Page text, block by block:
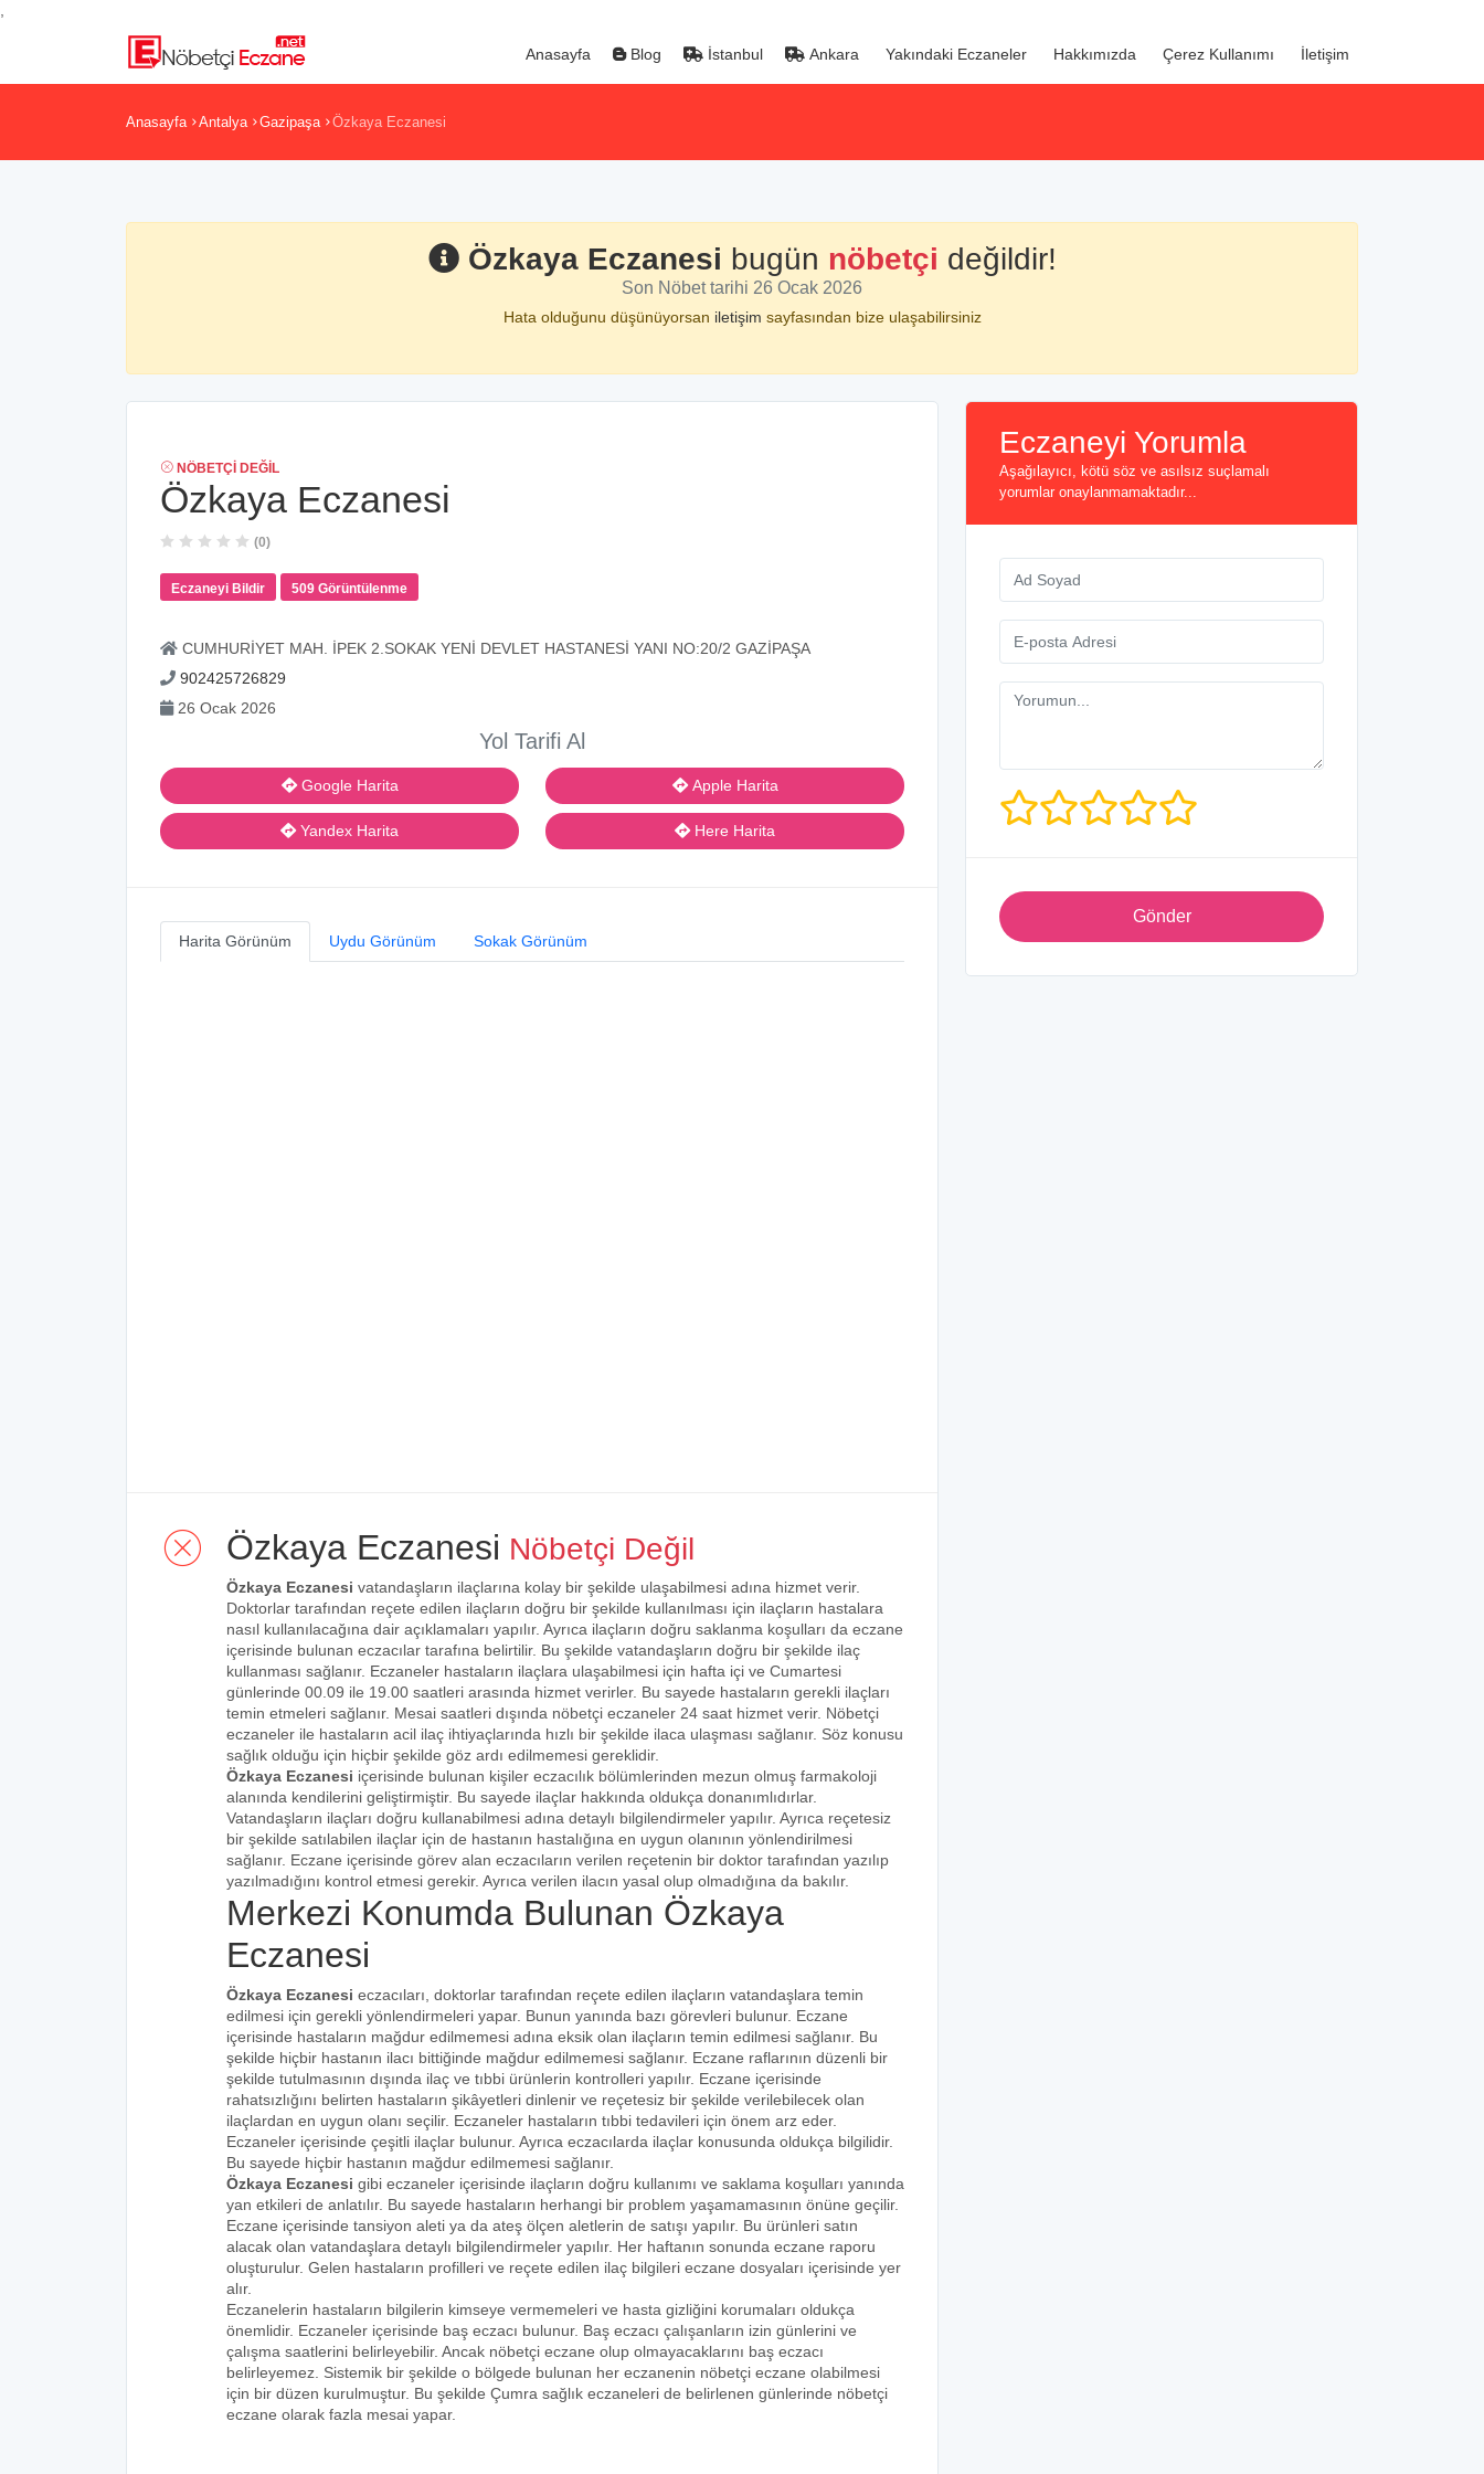
Anasayfa Blog İstanbul Ankara Yakındaki Eczaneler Hakkımızda Çerez Kullanımı İletişim
Anasayfa Antalya Gazipaşa Özkaya Eczanesi
Özkaya Eczanesi bugün nöbetçi değildir!
Son Nöbet tarihi 26 Ocak 2026
Hata olduğunu düşünüyorsan iletişim sayfasından bize ulaşabilirsiniz
NÖBETÇI DEĞIL
Özkaya Eczanesi
(0)
Eczaneyi Bildir 509 Görüntülenme
CUMHURİYET MAH. İPEK 2.SOKAK YENİ DEVLET HASTANESİ YANI NO:20/2 GAZİPAŞA
902425726829
26 Ocak 2026
Yol Tarifi Al
Google Harita
Yandex Harita
Apple Harita
Here Harita
Harita Görünüm Uydu Görünüm Sokak Görünüm
Özkaya Eczanesi Nöbetçi Değil
Özkaya Eczanesi vatandaşların ilaçlarına kolay bir şekilde ulaşabilmesi adına hizmet verir.
Doktorlar tarafından reçete edilen ilaçların doğru bir şekilde kullanılması için ilaçların hastalara
nasıl kullanılacağına dair açıklamaları yapılır. Ayrıca ilaçların doğru saklanma koşulları da eczane
içerisinde bulunan eczacılar tarafına belirtilir. Bu şekilde vatandaşların doğru bir şekilde ilaç
kullanması sağlanır. Eczaneler hastaların ilaçlara ulaşabilmesi için hafta içi ve Cumartesi
günlerinde 00.09 ile 19.00 saatleri arasında hizmet verirler. Bu sayede hastaların gerekli ilaçları
temin etmeleri sağlanır. Mesai saatleri dışında nöbetçi eczaneler 24 saat hizmet verir. Nöbetçi
eczaneler ile hastaların acil ilaç ihtiyaçlarında hızlı bir şekilde ilaca ulaşması sağlanır. Söz konusu
sağlık olduğu için hiçbir şekilde göz ardı edilmemesi gereklidir.
Özkaya Eczanesi içerisinde bulunan kişiler eczacılık bölümlerinden mezun olmuş farmakoloji
alanında kendilerini geliştirmiştir. Bu sayede ilaçlar hakkında oldukça donanımlıdırlar.
Vatandaşların ilaçları doğru kullanabilmesi adına detaylı bilgilendirmeler yapılır. Ayrıca reçetesiz
bir şekilde satılabilen ilaçlar için de hastanın hastalığına en uygun olanının yönlendirilmesi
sağlanır. Eczane içerisinde görev alan eczacıların verilen reçetenin bir doktor tarafından yazılıp
yazılmadığını kontrol etmesi gerekir. Ayrıca verilen ilacın yasal olup olmadığına da bakılır.
Merkezi Konumda Bulunan Özkaya
Eczanesi
Özkaya Eczanesi eczacıları, doktorlar tarafından reçete edilen ilaçların vatandaşlara temin
edilmesi için gerekli yönlendirmeleri yapar. Bunun yanında bazı görevleri bulunur. Eczane
içerisinde hastaların mağdur edilmemesi adına eksik olan ilaçların temin edilmesi sağlanır. Bu
şekilde hiçbir hastanın ilacı bittiğinde mağdur edilmemesi sağlanır. Eczane raflarının düzenli bir
şekilde tutulmasının dışında ilaç ve tıbbi ürünlerin kontrolleri yapılır. Eczane içerisinde
rahatsızlığını belirten hastaların şikâyetleri dinlenir ve reçetesiz bir şekilde verilebilecek olan
ilaçlardan en uygun olanı seçilir. Eczaneler hastaların tıbbi tedavileri için önem arz eder.
Eczaneler içerisinde çeşitli ilaçlar bulunur. Ayrıca eczacılarda ilaçlar konusunda oldukça bilgilidir.
Bu sayede hiçbir hastanın mağdur edilmemesi sağlanır.
Özkaya Eczanesi gibi eczaneler içerisinde ilaçların doğru kullanımı ve saklama koşulları yanında
yan etkileri de anlatılır. Bu sayede hastaların herhangi bir problem yaşamamasının önüne geçilir.
Eczane içerisinde tansiyon aleti ya da ateş ölçen aletlerin de satışı yapılır. Bu ürünleri satın
alacak olan vatandaşlara detaylı bilgilendirmeler yapılır. Her haftanın sonunda eczane raporu
oluşturulur. Gelen hastaların profilleri ve reçete edilen ilaç bilgileri eczane dosyaları içerisinde yer
alır.
Eczanelerin hastaların bilgilerin kimseye vermemeleri ve hasta gizliğini korumaları oldukça
önemlidir. Eczaneler içerisinde baş eczacı bulunur. Baş eczacı çalışanların izin günlerini ve
çalışma saatlerini belirleyebilir. Ancak nöbetçi eczane olup olmayacaklarını baş eczacı
belirleyemez. Sistemik bir şekilde o bölgede bulunan her eczanenin nöbetçi eczane olabilmesi
için bir düzen kurulmuştur. Bu şekilde Çumra sağlık eczaneleri de belirlenen günlerinde nöbetçi
eczane olarak fazla mesai yapar.
Eczaneyi Yorumla
Aşağılayıcı, kötü söz ve asılsız suçlamalı
yorumlar onaylanmamaktadır...
Gönder